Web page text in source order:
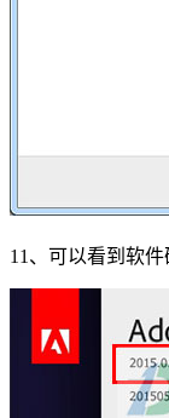
11、可以看到软件